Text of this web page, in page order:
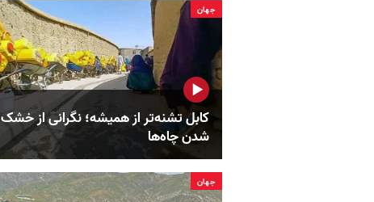
جهان
کابل تشنه‌تر از همیشه؛ نگرانی از خشک‌
شدن چاه‌ها
جهان